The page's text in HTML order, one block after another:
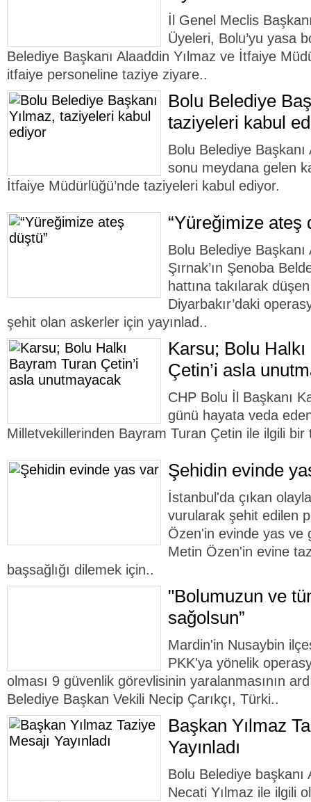
İl Genel Meclis
Üyeleri, Bolu’yu yasa
Belediye Başkanı Alaaddin Yılmaz ve İtfaiye
itfaiye personeline taziye ziyare..
Bolu Belediye
taziyeleri kabul
Bolu Belediye
sonu meydana gelen
İtfaiye Müdürlüğü’nde taziyeleri kabul ediyor.
“Yüreğimize ateş
Bolu Belediye Başkanı
Şırnak’ın Şenoba
hattına takılarak
Diyarbakır’daki
şehit olan askerler için yayınlad..
Karsu; Bolu
Çetin’i asla
CHP Bolu İl Başkanı
günü hayata veda
Milletvekillerinden Bayram Turan Çetin ile ilgili bir
Şehidin evinde
İstanbul'da çıkan
vurularak şehit edilen
Özen'in evinde yas ve
Metin Özen'in evine
başsağlığı dilemek için..
"Bolumuzun ve
sağolsun”
Mardin'in Nusaybin
PKK'ya yönelik
olması 9 güvenlik görevlisinin yaralanmasının
Belediye Başkan Vekili Necip Çarıkçı, Türki..
Başkan Yılmaz
Yayınladı
Bolu Belediye başkanı
Necati Yılmaz ile ilgili